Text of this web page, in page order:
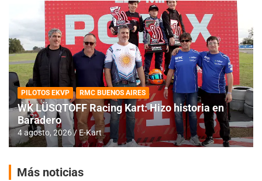
PILOTOS EKVP RMC BUENOS AIRES
WK LÜSQTOFF Racing Kart: Hizo historia en
Baradero
4 agosto, 2026 E-Kart
Más noticias